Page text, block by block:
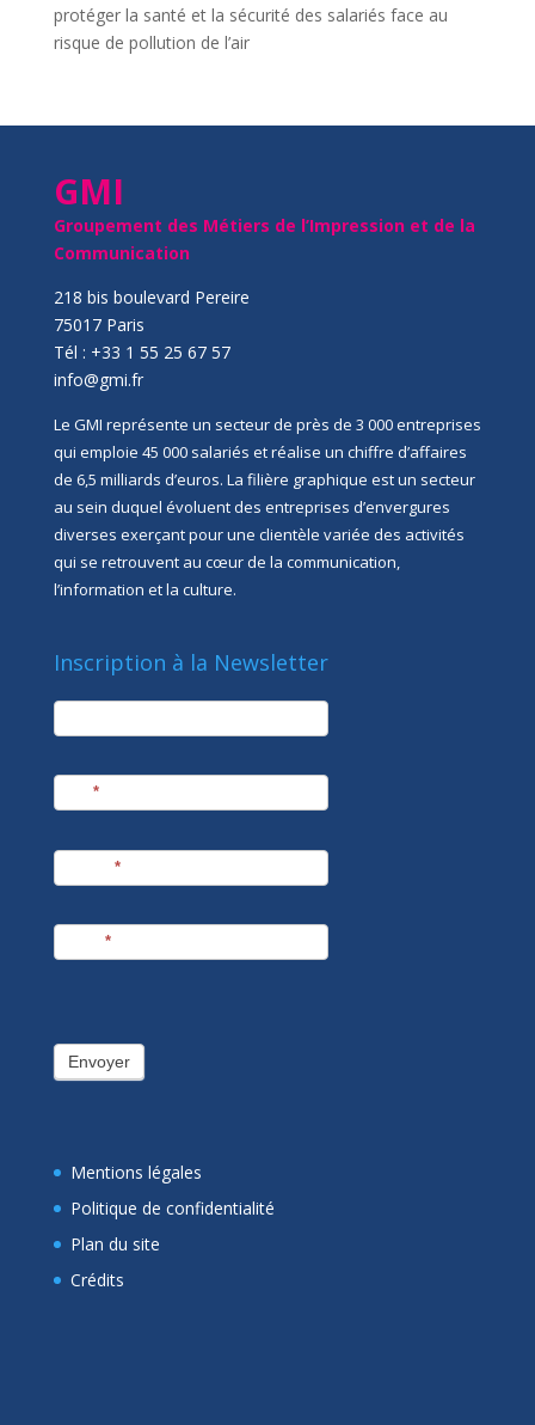
protéger la santé et la sécurité des salariés face au
risque de pollution de l’air
GMI
Groupement des Métiers de l’Impression et de la
Communication
218 bis boulevard Pereire
75017 Paris
Tél : +33 1 55 25 67 57
info@gmi.fr
Le GMI représente un secteur de près de 3 000 entreprises
qui emploie 45 000 salariés et réalise un chiffre d’affaires
de 6,5 milliards d’euros. La filière graphique est un secteur
au sein duquel évoluent des entreprises d’envergures
diverses exerçant pour une clientèle variée des activités
qui se retrouvent au cœur de la communication,
l’information et la culture.
Inscription à la Newsletter
newsletter
*
*
*
Envoyer
Mentions légales
Politique de confidentialité
Plan du site
Crédits